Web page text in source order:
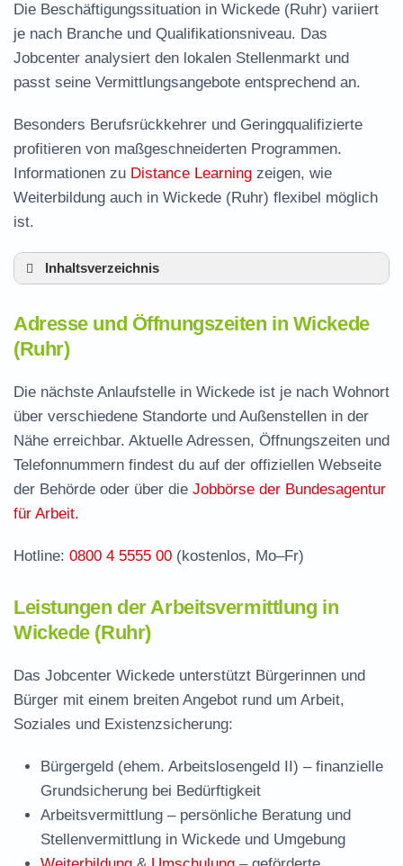
Die Beschäftigungssituation in Wickede (Ruhr) variiert
je nach Branche und Qualifikationsniveau. Das
Jobcenter analysiert den lokalen Stellenmarkt und
passt seine Vermittlungsangebote entsprechend an.
Besonders Berufsrückkehrer und Geringqualifizierte
profitieren von maßgeschneiderten Programmen.
Informationen zu Distance Learning zeigen, wie
Weiterbildung auch in Wickede (Ruhr) flexibel möglich
ist.
Inhaltsverzeichnis
Leistungen der Arbeitsvermittlung in Wickede
Termin vereinbaren und Bürgergeld beantragen
Jobcenter Soest – zuständige Stelle
Stellenangebote und Jobbörse in Wickede
Häufige Fragen rund ums Jobcenter
Adresse und Öffnungszeiten in Wickede
(Ruhr)
Die nächste Anlaufstelle in Wickede ist je nach Wohnort
über verschiedene Standorte und Außenstellen in der
Nähe erreichbar. Aktuelle Adressen, Öffnungszeiten und
Telefonnummern findest du auf der offiziellen Webseite
der Behörde oder über die Jobbörse der Bundesagentur
für Arbeit.
Hotline: 0800 4 5555 00 (kostenlos, Mo–Fr)
Leistungen der Arbeitsvermittlung in
Wickede (Ruhr)
Das Jobcenter Wickede unterstützt Bürgerinnen und
Bürger mit einem breiten Angebot rund um Arbeit,
Soziales und Existenzsicherung:
Bürgergeld (ehem. Arbeitslosengeld II) – finanzielle
Grundsicherung bei Bedürftigkeit
Arbeitsvermittlung – persönliche Beratung und
Stellenvermittlung in Wickede und Umgebung